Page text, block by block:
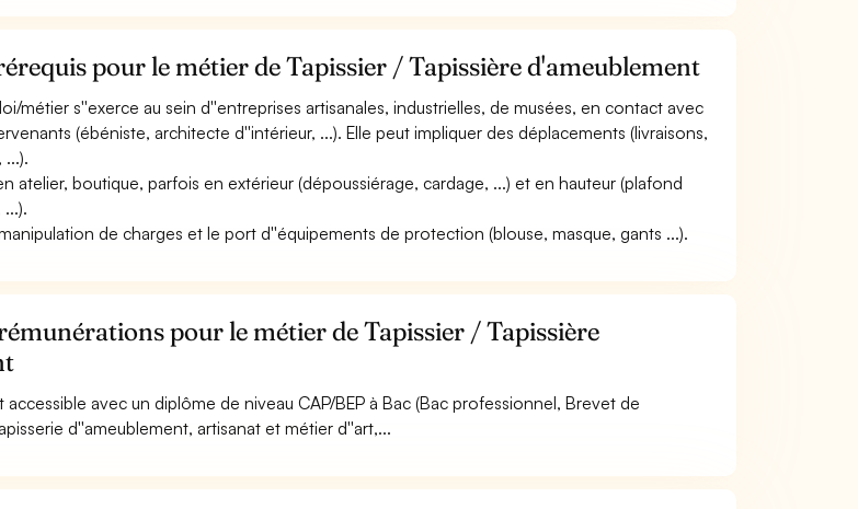
pour le métier de Tapissier / Tapissière d'ameublement
métier s''exerce au sein d''entreprises artisanales, industrielles, de musées, en contact avec
(ébéniste, architecte d''intérieur, ...). Elle peut impliquer des déplacements (livraisons,
atelier, boutique, parfois en extérieur (dépoussiérage, cardage, ...) et en hauteur (plafond
de charges et le port d''équipements de protection (blouse, masque, gants ...).
pour le métier de Tapissier / Tapissière
avec un diplôme de niveau CAP/BEP à Bac (Bac professionnel, Brevet de
d''ameublement, artisanat et métier d''art,...